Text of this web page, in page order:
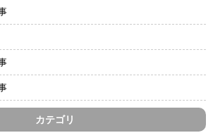
カテゴリ